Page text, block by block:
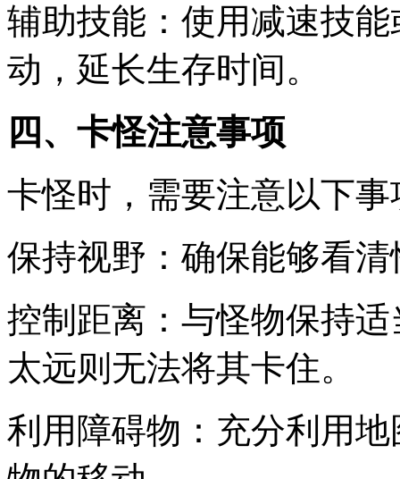
辅助技能：使用减速技
动，延长生存时间。
四、卡怪注意事项
卡怪时，需要注意以下事
保持视野：确保能够看
控制距离：与怪物保持
太远则无法将其卡住。
利用障碍物：充分利用